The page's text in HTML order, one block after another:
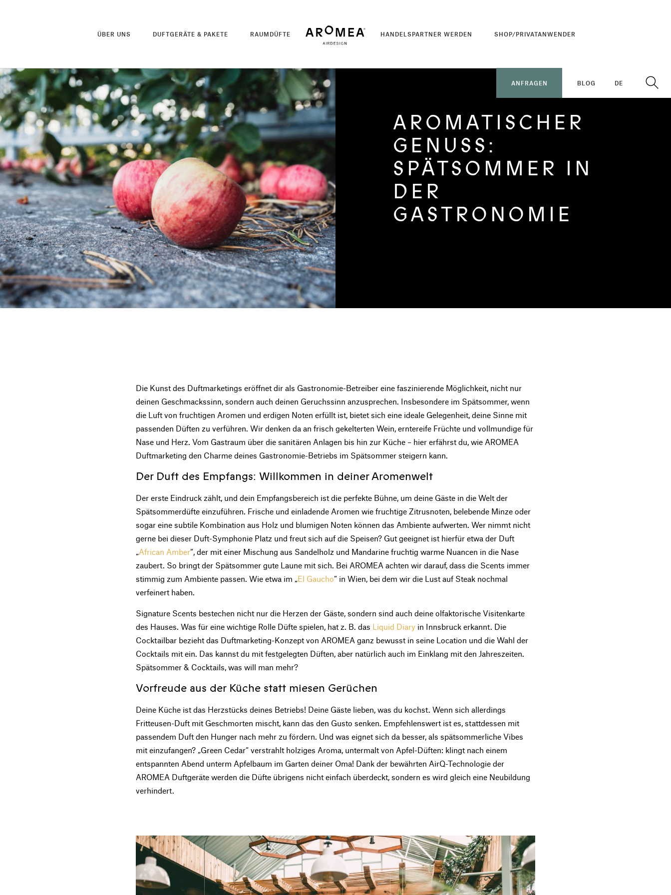
ÜBER UNS DUFTGERÄTE & PAKETE RAUMDÜFTE HANDELSPARTNER WERDEN SHOP/PRIVATANWENDER
ANFRAGEN BLOG DE
AROMATISCHER
GENUSS:
SPÄTSOMMER IN
DER
GASTRONOMIE
Die Kunst des Duftmarketings eröffnet dir als Gastronomie-Betreiber eine faszinierende Möglichkeit, nicht nur
deinen Geschmackssinn, sondern auch deinen Geruchssinn anzusprechen. Insbesondere im Spätsommer, wenn
die Luft von fruchtigen Aromen und erdigen Noten erfüllt ist, bietet sich eine ideale Gelegenheit, deine Sinne mit
passenden Düften zu verführen. Wir denken da an frisch gekelterten Wein, erntereife Früchte und vollmundige für
Nase und Herz. Vom Gastraum über die sanitären Anlagen bis hin zur Küche – hier erfährst du, wie AROMEA
Duftmarketing den Charme deines Gastronomie-Betriebs im Spätsommer steigern kann.
Der Duft des Empfangs: Willkommen in deiner Aromenwelt
Der erste Eindruck zählt, und dein Empfangsbereich ist die perfekte Bühne, um deine Gäste in die Welt der
Spätsommerdüfte einzuführen. Frische und einladende Aromen wie fruchtige Zitrusnoten, belebende Minze oder
sogar eine subtile Kombination aus Holz und blumigen Noten können das Ambiente aufwerten. Wer nimmt nicht
gerne bei dieser Duft-Symphonie Platz und freut sich auf die Speisen? Gut geeignet ist hierfür etwa der Duft
„African Amber“, der mit einer Mischung aus Sandelholz und Mandarine fruchtig warme Nuancen in die Nase
zaubert. So bringt der Spätsommer gute Laune mit sich. Bei AROMEA achten wir darauf, dass die Scents immer
stimmig zum Ambiente passen. Wie etwa im „El Gaucho“ in Wien, bei dem wir die Lust auf Steak nochmal
verfeinert haben.
Signature Scents bestechen nicht nur die Herzen der Gäste, sondern sind auch deine olfaktorische Visitenkarte
des Hauses. Was für eine wichtige Rolle Düfte spielen, hat z. B. das Liquid Diaryin Innsbruck erkannt. Die
Cocktailbar bezieht das Duftmarketing-Konzept von AROMEA ganz bewusst in seine Location und die Wahl der
Cocktails mit ein. Das kannst du mit festgelegten Düften, aber natürlich auch im Einklang mit den Jahreszeiten.
Spätsommer & Cocktails, was will man mehr?
Vorfreude aus der Küche statt miesen Gerüchen
Deine Küche ist das Herzstücks deines Betriebs! Deine Gäste lieben, was du kochst. Wenn sich allerdings
Fritteusen-Duft mit Geschmorten mischt, kann das den Gusto senken. Empfehlenswert ist es, stattdessen mit
passendem Duft den Hunger nach mehr zu fördern. Und was eignet sich da besser, als spätsommerliche Vibes
mit einzufangen? „Green Cedar“ verstrahlt holziges Aroma, untermalt von Apfel-Düften: klingt nach einem
entspannten Abend unterm Apfelbaum im Garten deiner Oma! Dank der bewährten AirQ-Technologie der
AROMEA Duftgeräte werden die Düfte übrigens nicht einfach überdeckt, sondern es wird gleich eine Neubildung
verhindert.